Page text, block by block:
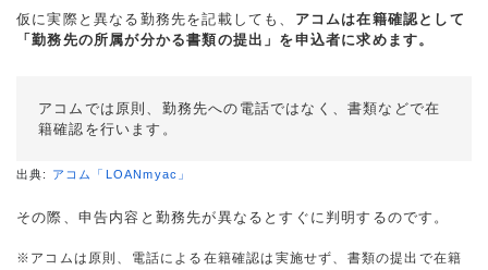
仮に実際と異なる勤務先を記載しても、 アコムは在籍確認として
「勤務先の所属が分かる書類の提出」を申込者に求めます。
アコムでは原則、勤務先への電話ではなく、書類などで在
籍確認を行います。
出典: アコム「LOANmyac」
その際、申告内容と勤務先が異なるとすぐに判明するのです。
※アコムは原則、電話による在籍確認は実施せず、書類の提出で在籍